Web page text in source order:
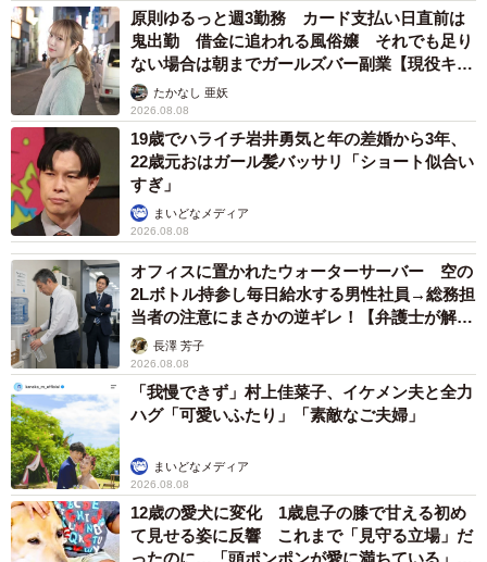
原則ゆるっと週3勤務 カード支払い日直前は
鬼出勤 借金に追われる風俗嬢 それでも足り
ない場合は朝までガールズバー副業【現役キャ
ストに取材】
たかなし 亜妖
2026.08.08
19歳でハライチ岩井勇気と年の差婚から3年、
22歳元おはガール髪バッサリ「ショート似合い
すぎ」
まいどなメディア
2026.08.08
オフィスに置かれたウォーターサーバー 空の
2Lボトル持参し毎日給水する男性社員→総務担
当者の注意にまさかの逆ギレ！【弁護士が解
説】長澤 芳子
2026.08.08
「我慢できず」村上佳菜子、イケメン夫と全力
ハグ「可愛いふたり」「素敵なご夫婦」
まいどなメディア
2026.08.08
12歳の愛犬に変化 1歳息子の膝で甘える初め
て見せる姿に反響 これまで「見守る立場」だ